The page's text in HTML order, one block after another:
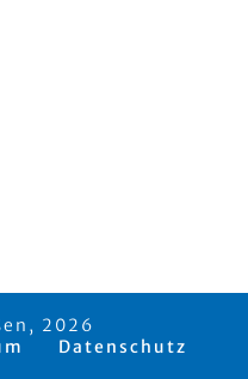
2026
Datenschutz